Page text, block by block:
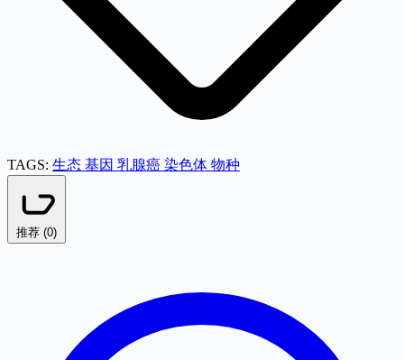
TAGS: 生态 基因 乳腺癌 染色体 物种
推荐 (0)